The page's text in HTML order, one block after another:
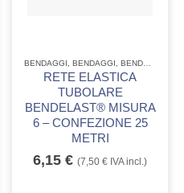
MONOUSO CONSUMABILE
BENDAGGI , BENDAGGI , BENDAGGI
RETE ELASTICA
TUBOLARE
BENDELAST® MISURA
6 – CONFEZIONE 25
METRI
6,15 € (7,50 € IVA incl.)